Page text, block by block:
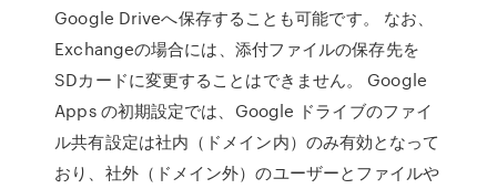
Google Driveへ保存することも可能です。 なお、
Exchangeの場合には、添付ファイルの保存先を
SDカードに変更することはできません。 Google
Apps の初期設定では、Google ドライブのファイ
ル共有設定は社内（ドメイン内）のみ有効となって
おり、社外（ドメイン外）のユーザーとファイルや